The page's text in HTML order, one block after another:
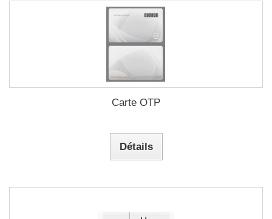
Carte OTP
Détails